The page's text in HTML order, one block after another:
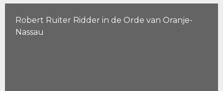
Robert Ruiter Ridder in de Orde van Oranje-
Nassau